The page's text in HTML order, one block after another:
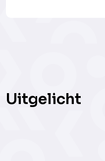
Uitgelicht